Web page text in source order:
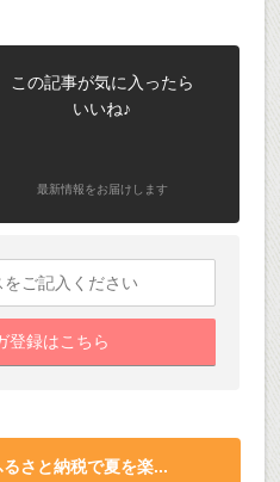
この記事が気に入ったら
いいね♪
最新情報をお届けします
登録はこちら
さと納税で夏を楽...